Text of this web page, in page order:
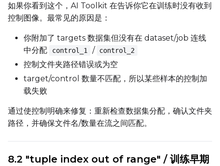
如果你看到这个，AI Toolkit 在告诉你它在训练时没有收到
控制图像。最常见的原因是：
你附加了 targets 数据集但没有在 dataset/job 连线
中分配
control_1 / control_2
控制文件夹路径错误或为空
target/control 数量不匹配，所以某些样本的控制加
载失败
通过使控制明确来修复：重新检查数据集分配，确认文件夹
路径，并确保文件名/数量在流之间匹配。
8.2 "tuple index out of range" / 训练早期